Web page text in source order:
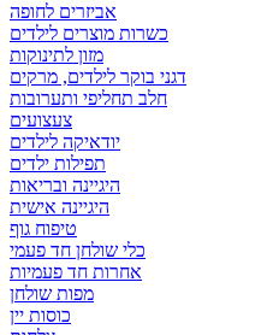
אביזרים לחופה
כשרות מוצרים לילדים
מזון לתינוקות
דגני בוקר לילדים, מרקים
חלב תחליפי ותערובות
צעצועים
יודאיקה לילדים
תפילות ילדים
היגיינה ובריאות
היגיינה אישית
טיפוח גוף
כלי שולחן חד פעמי
אחרות חד פעמיות
מפות שולחן
כוסות יין